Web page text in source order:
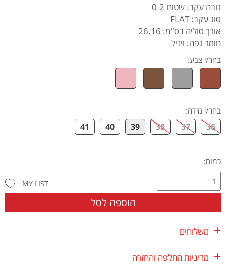
גובה עקב: שטוח 0-2
סוג עקב: FLAT
אורך סוליה בס"מ: 26.16
חומר גפה: ויניל
בחר/י צבע:
בחר/י מידה:
36
37
38
39
40
41
כמות:
הוספה לסל
MY LIST
משלוחים
מדיניות החלפה והחזרה